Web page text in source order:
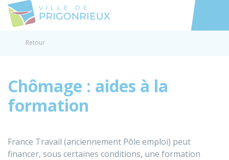
Accéder
Retour
Chômage : aides à la
formation
France Travail (anciennement Pôle emploi) peut
financer, sous certaines conditions, une formation